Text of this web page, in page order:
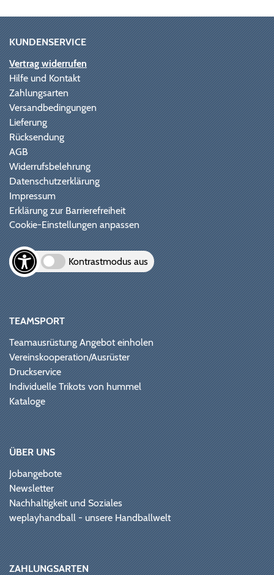
KUNDENSERVICE
Vertrag widerrufen
Hilfe und Kontakt
Zahlungsarten
Versandbedingungen
Lieferung
Rücksendung
AGB
Widerrufsbelehrung
Datenschutzerklärung
Impressum
Erklärung zur Barrierefreiheit
Cookie-Einstellungen anpassen
Kontrastmodus aus
TEAMSPORT
Teamausrüstung Angebot einholen
Vereinskooperation/Ausrüster
Druckservice
Individuelle Trikots von hummel
Kataloge
ÜBER UNS
Jobangebote
Newsletter
Nachhaltigkeit und Soziales
weplayhandball - unsere Handballwelt
ZAHLUNGSARTEN